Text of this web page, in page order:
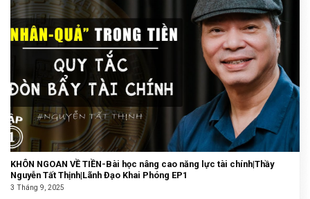
KHÔN NGOAN VỀ TIỀN-Bài học nâng cao năng lực tài chính|Thầy
Nguyễn Tất Thịnh|Lãnh Đạo Khai Phóng EP1
3 Tháng 9, 2025